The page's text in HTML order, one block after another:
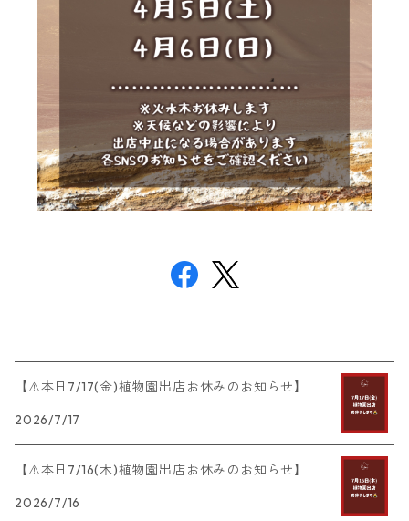
【⚠️本日7/17(金)植物園出店お休みのお知らせ】
2026/7/17
【⚠️本日7/16(木)植物園出店お休みのお知らせ】
2026/7/16